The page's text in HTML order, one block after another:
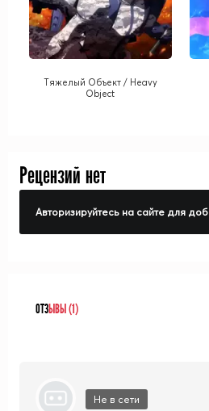
Тяжелый Объект / Heavy
Object
Рецензий нет
Авторизируйтесь на сайте для
ОТЗЫВЫ (1)
Не в сети